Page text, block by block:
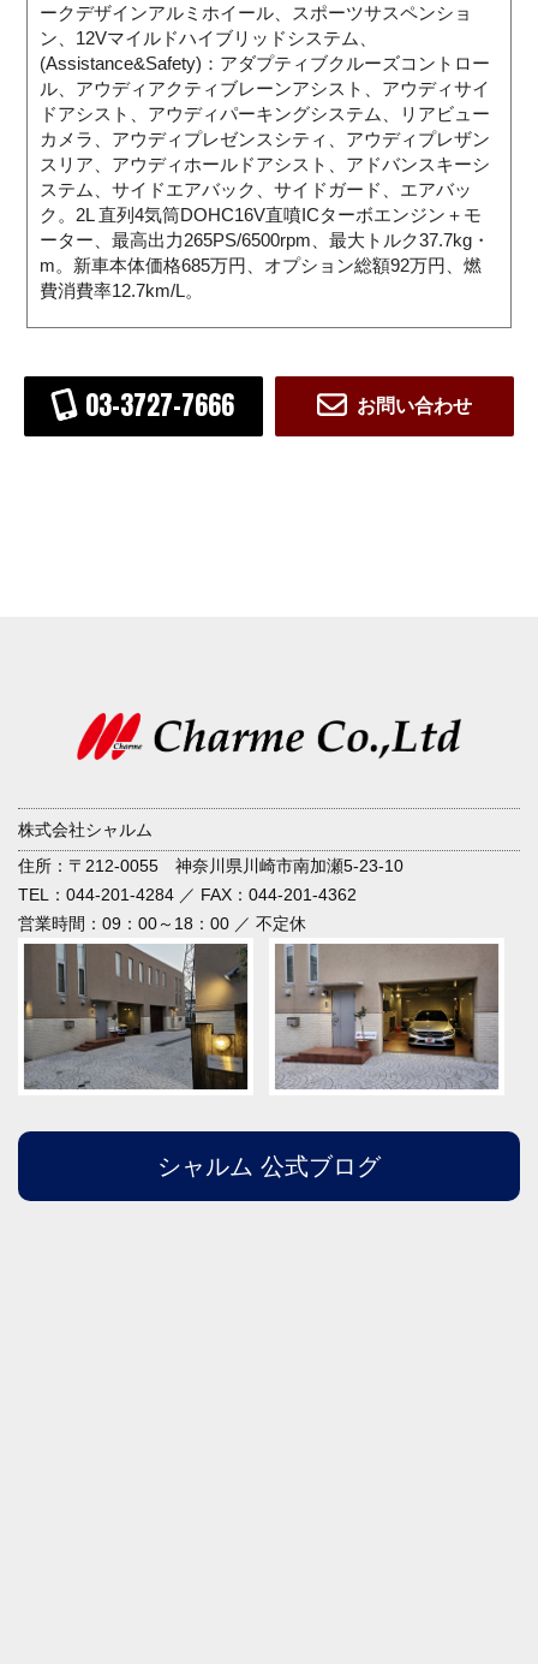
ークデザインアルミホイール、スポーツサスペンショ
ン、12Vマイルドハイブリッドシステム、
(Assistance&Safety)：アダプティブクルーズコントロー
ル、アウディアクティブレーンアシスト、アウディサイ
ドアシスト、アウディパーキングシステム、リアビュー
カメラ、アウディプレゼンスシティ、アウディプレザン
スリア、アウディホールドアシスト、アドバンスキーシ
ステム、サイドエアバック、サイドガード、エアバッ
ク。2L 直列4気筒DOHC16V直噴ICターボエンジン＋モ
ーター、最高出力265PS/6500rpm、最大トルク37.7kg・
m。新車本体価格685万円、オプション総額92万円、燃
費消費率12.7km/L。
03-3727-7666 お問い合わせ
株式会社シャルム
住所：〒212-0055 神奈川県川崎市南加瀬5-23-10
TEL：044-201-4284 ／ FAX：044-201-4362
営業時間：09：00～18：00 ／ 不定休
シャルム 公式ブログ